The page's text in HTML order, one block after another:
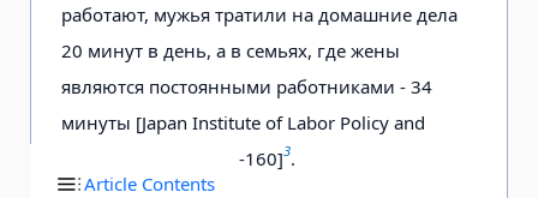
Article Contents
работают, мужья тратили на домашние дела
20 минут в день, а в семьях, где жены
являются постоянными работниками - 34
минуты [Japan Institute of Labor Policy and
Training 2016, p. 159-160]3.